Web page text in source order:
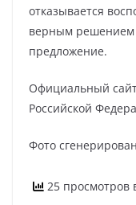
отказывается
верным решением
предложение.
Официальный
Российской
Фото
25 просмотров